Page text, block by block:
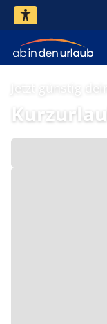
Jetzt günstig